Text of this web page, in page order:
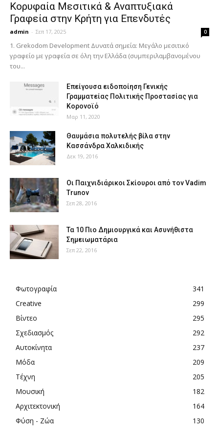
Κορυφαία Μεσιτικά & Αναπτυξιακά
Γραφεία στην Κρήτη για Επενδυτές
admin - Σεπ 17, 2025 0
1. Grekodom Development Δυνατά σημεία: Μεγάλο μεσιτικό
γραφείο με γραφεία σε όλη την Ελλάδα (συμπεριλαμβανομένου
του...
Επείγουσα ειδοποίηση Γενικής
Γραμματείας Πολιτικής Προστασίας για
Κορονοϊό
Μαρ 11, 2020
Θαυμάσια πολυτελής βίλα στην
Κασσάνδρα Χαλκιδικής
Δεκ 19, 2016
Οι Παιχνιδιάρικοι Σκίουροι από τον Vadim
Trunov
Σεπ 28, 2016
Τα 10 Πιο Δημιουργικά και Ασυνήθιστα
Σημειωματάρια
Σεπ 22, 2016
Φωτογραφία
341
Creative
299
Βίντεο
295
Σχεδιασμός
292
Αυτοκίνητα
237
Μόδα
209
Τέχνη
205
Μουσική
182
Αρχιτεκτονική
164
Φύση - Ζώα
130